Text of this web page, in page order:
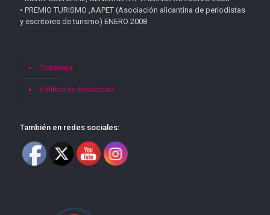
• PREMIO TURISMO ,AAPET (Asociación alicantina de periodistas
y escritores de turismo) ENERO 2008
Torrevieja
Política de Privacidad
También en redes sociales: